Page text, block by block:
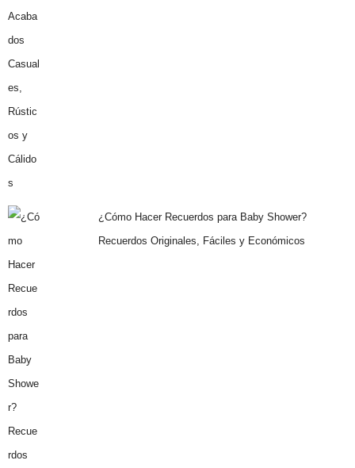
¿Cómo Hacer Recuerdos para Baby Shower?
Recuerdos Originales, Fáciles y Económicos